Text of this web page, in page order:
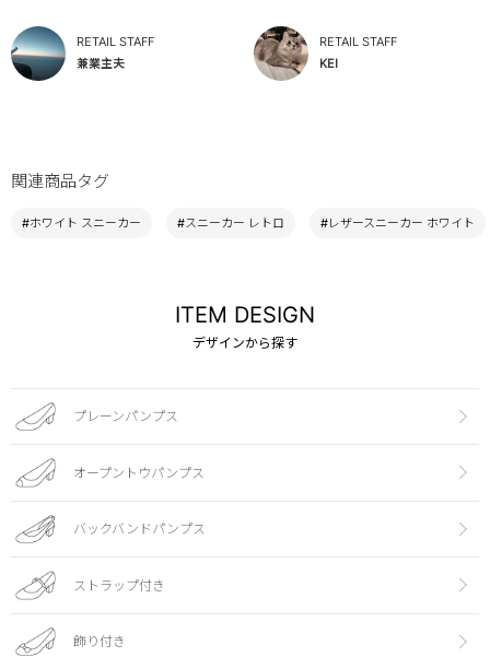
RETAIL STAFF
兼業主夫
RETAIL STAFF
KEI
関連商品タグ
#ホワイト スニーカー #スニーカー レトロ #レザースニーカー ホワイト
ITEM DESIGN
デザインから探す
プレーンパンプス
オープントウパンプス
バックバンドパンプス
ストラップ付き
飾り付き